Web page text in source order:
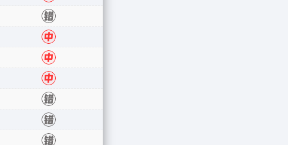
中
错
中
中
中
错
错